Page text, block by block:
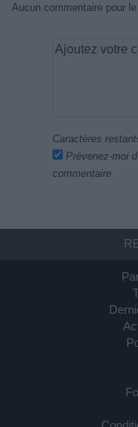
Aucun commentaire pour
Caractères
Prévenez-moi
commentaire